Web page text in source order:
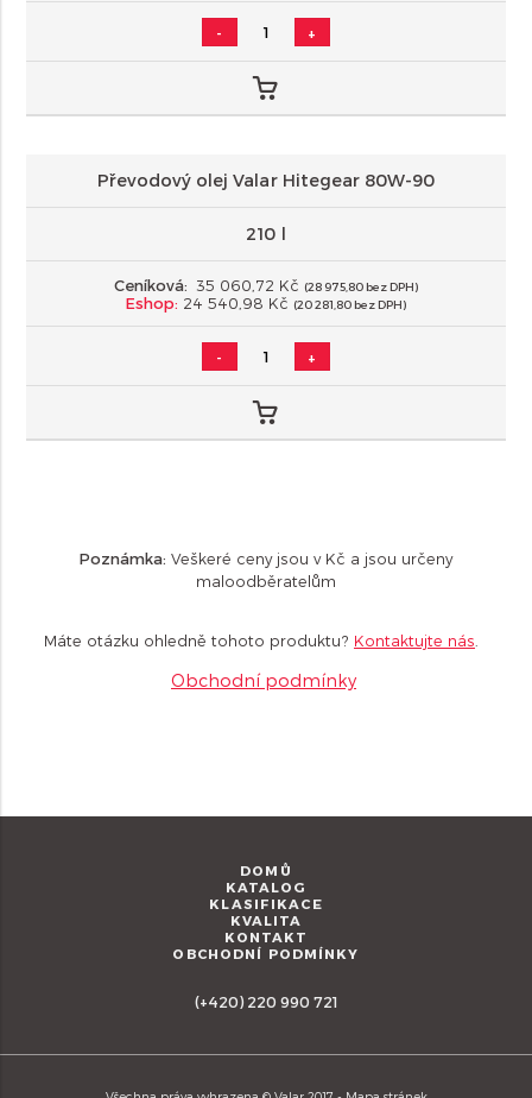
- +
Převodový olej Valar Hitegear 80W-90
210 l
Ceníková: 35 060,72 Kč (28 975,80 bez DPH)
Eshop: 24 540,98 Kč (20 281,80 bez DPH)
- +
Poznámka: Veškeré ceny jsou v Kč a jsou určeny
maloodběratelům
Máte otázku ohledně tohoto produktu? Kontaktujte nás
Obchodní podmínky
DOMŮ
KATALOG
KLASIFIKACE
KVALITA
KONTAKT
OBCHODNÍ PODMÍNKY
(+420) 220 990 721